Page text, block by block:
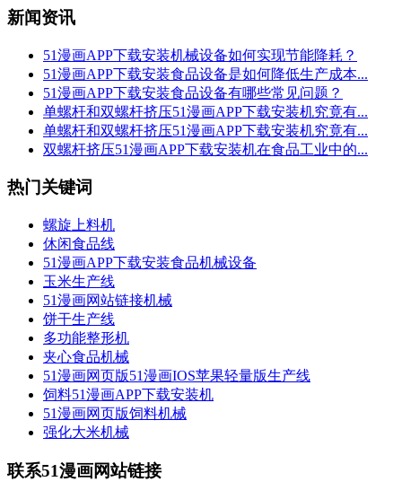
新闻资讯
51漫画APP下载安装机械设备如何实现节能降耗？
51漫画APP下载安装食品设备是如何降低生产成本...
51漫画APP下载安装食品设备有哪些常见问题？
单螺杆和双螺杆挤压51漫画APP下载安装机究竟有...
单螺杆和双螺杆挤压51漫画APP下载安装机究竟有...
双螺杆挤压51漫画APP下载安装机在食品工业中的...
热门关键词
螺旋上料机
休闲食品线
51漫画APP下载安装食品机械设备
玉米生产线
51漫画网站链接机械
饼干生产线
多功能整形机
夹心食品机械
51漫画网页版51漫画IOS苹果轻量版生产线
饲料51漫画APP下载安装机
51漫画网页版饲料机械
强化大米机械
联系51漫画网站链接